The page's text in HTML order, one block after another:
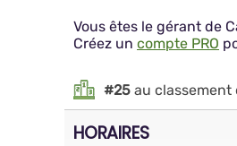
Vous êtes le gérant de
Créez un compte PRO
#25 au classement
HORAIRES